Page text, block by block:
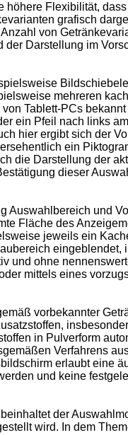
Flexibilität,
grafisch
von
Darstellung im
mehreren
Tablett-PCs
ein Pfeil nach links
hier ergibt sich der
ein
die Darstellung der
dieser
und
Fläche des
jeweils ein
und ohne
mittels eines
vorbekannter
in Pulverform
Verfahrens
erlaubt eine
und keine
der
wird. In dem